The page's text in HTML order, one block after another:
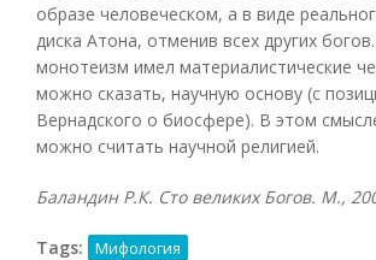
образе человеческом, а в виде
диска Атона, отменив всех других
монотеизм имел материалистические
можно сказать, научную основу (с
Вернадского о биосфере). В этом
можно считать научной религией.
Баландин Р.К. Сто великих Богов. М.,
Tags: Мифология